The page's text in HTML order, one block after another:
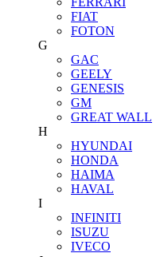
FIAT
FOTON
G
GAC
GEELY
GENESIS
GM
GREAT WALL
H
HYUNDAI
HONDA
HAIMA
HAVAL
I
INFINITI
ISUZU
IVECO